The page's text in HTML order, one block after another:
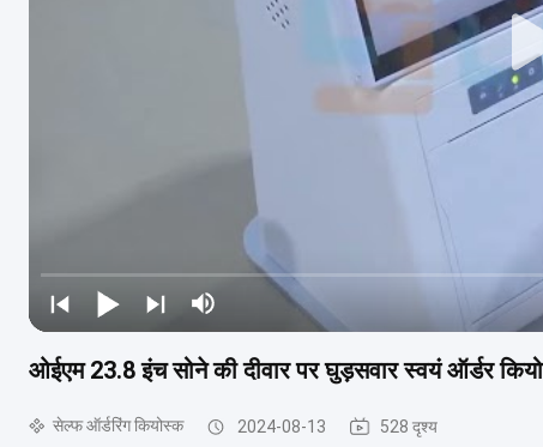
ओईएम 23.8 इंच सोने की दीवार पर घुड़सवार स्वयं ऑर्डर
सेल्फ ऑर्डरिंग कियोस्क 2024-08-13 528 दृश्य